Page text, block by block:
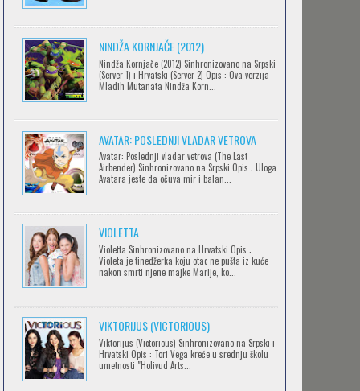
BLOODIVORES
Feb 12 2023 |Gledaj »
AVANTURE KIDA OPASNOST
Feb 12 2023 |Gledaj »
IPAK SE OKREĆE (GALILEO: EPPUR SI
MUOVE)
Feb 12 2023 |Gledaj »
Feb 12 2023 |
SERVAMP
NINDŽA KORNJAČE (2012)
Nindža Kornjače (2012) Sinhronizovano na Srpski
(Server 1) i Hrvatski (Server 2) Opis : Ova verzija
Mladih Mutanata Nindža Korn...
AVATAR: POSLEDNJI VLADAR VETROVA
Avatar: Poslednji vladar vetrova (The Last
Airbender) Sinhronizovano na Srpski Opis : Uloga
Avatara jeste da očuva mir i balan...
VIOLETTA
Violetta Sinhronizovano na Hrvatski Opis :
Violeta je tinedžerka koju otac ne pušta iz kuće
nakon smrti njene majke Marije, ko...
VIKTORIJUS (VICTORIOUS)
Viktorijus (Victorious) Sinhronizovano na Srpski i
Hrvatski Opis : Tori Vega kreće u srednju školu
umetnosti "Holivud Arts...